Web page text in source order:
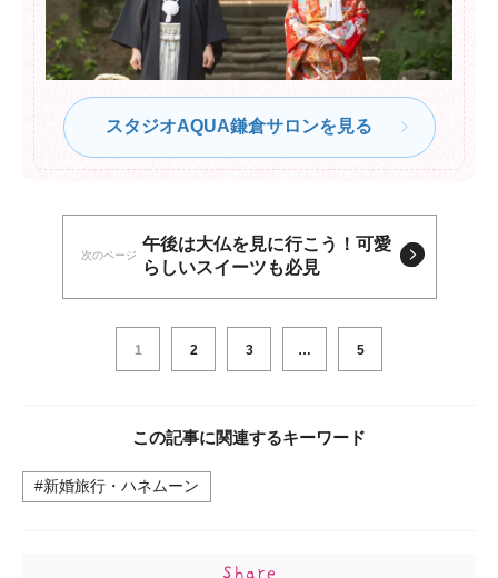
スタジオAQUA鎌倉サロンを見る
次のページ
午後は大仏を見に行こう！可愛
らしいスイーツも必見
1 2 3 … 5
この記事に関連するキーワード
#新婚旅行・ハネムーン